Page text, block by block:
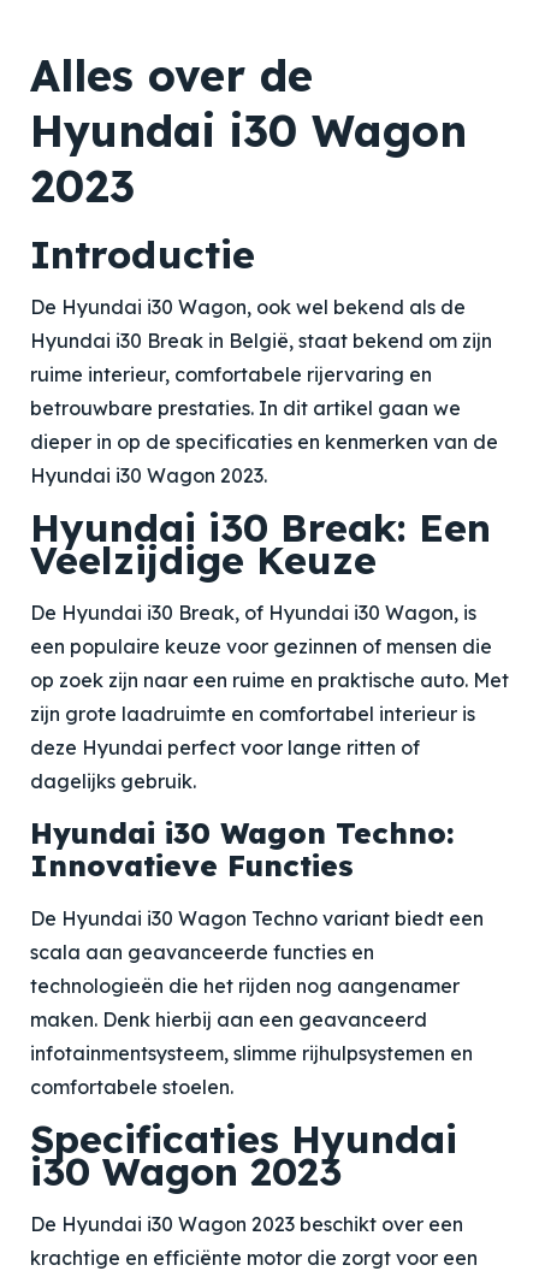
Alles over de
Hyundai i30 Wagon
2023
Introductie
De Hyundai i30 Wagon, ook wel bekend als de
Hyundai i30 Break in België, staat bekend om zijn
ruime interieur, comfortabele rijervaring en
betrouwbare prestaties. In dit artikel gaan we
dieper in op de specificaties en kenmerken van de
Hyundai i30 Wagon 2023.
Hyundai i30 Break: Een
Veelzijdige Keuze
De Hyundai i30 Break, of Hyundai i30 Wagon, is
een populaire keuze voor gezinnen of mensen die
op zoek zijn naar een ruime en praktische auto. Met
zijn grote laadruimte en comfortabel interieur is
deze Hyundai perfect voor lange ritten of
dagelijks gebruik.
Hyundai i30 Wagon Techno:
Innovatieve Functies
De Hyundai i30 Wagon Techno variant biedt een
scala aan geavanceerde functies en
technologieën die het rijden nog aangenamer
maken. Denk hierbij aan een geavanceerd
infotainmentsysteem, slimme rijhulpsystemen en
comfortabele stoelen.
Specificaties Hyundai
i30 Wagon 2023
De Hyundai i30 Wagon 2023 beschikt over een
krachtige en efficiënte motor die zorgt voor een